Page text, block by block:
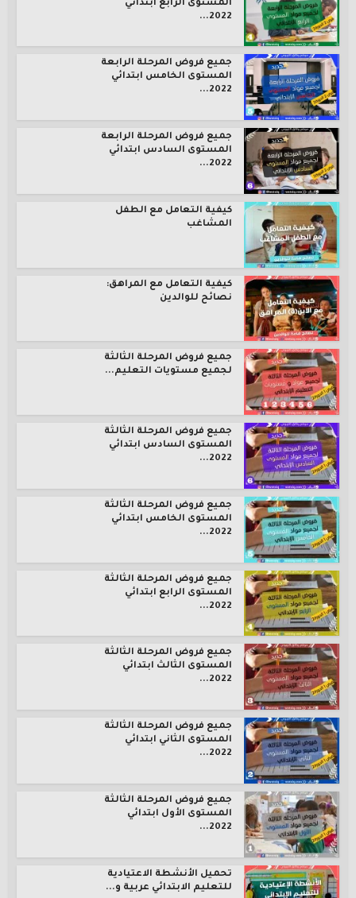
المستوى الرابع ابتدائي
2022...
جميع فروض المرحلة الرابعة
المستوى الخامس ابتدائي
2022...
جميع فروض المرحلة الرابعة
المستوى السادس ابتدائي
2022...
كيفية التعامل مع الطفل
المشاغب
كيفية التعامل مع المراهق:
نصائح للوالدين
جميع فروض المرحلة الثالثة
لجميع مستويات التعليم...
جميع فروض المرحلة الثالثة
المستوى السادس ابتدائي
2022...
جميع فروض المرحلة الثالثة
المستوى الخامس ابتدائي
2022...
جميع فروض المرحلة الثالثة
المستوى الرابع ابتدائي
2022...
جميع فروض المرحلة الثالثة
المستوى الثالث ابتدائي
2022...
جميع فروض المرحلة الثالثة
المستوى الثاني ابتدائي
2022...
جميع فروض المرحلة الثالثة
المستوى الأول ابتدائي
2022...
تحميل الأنشطة الاعتيادية
للتعليم الابتدائي عربية و...